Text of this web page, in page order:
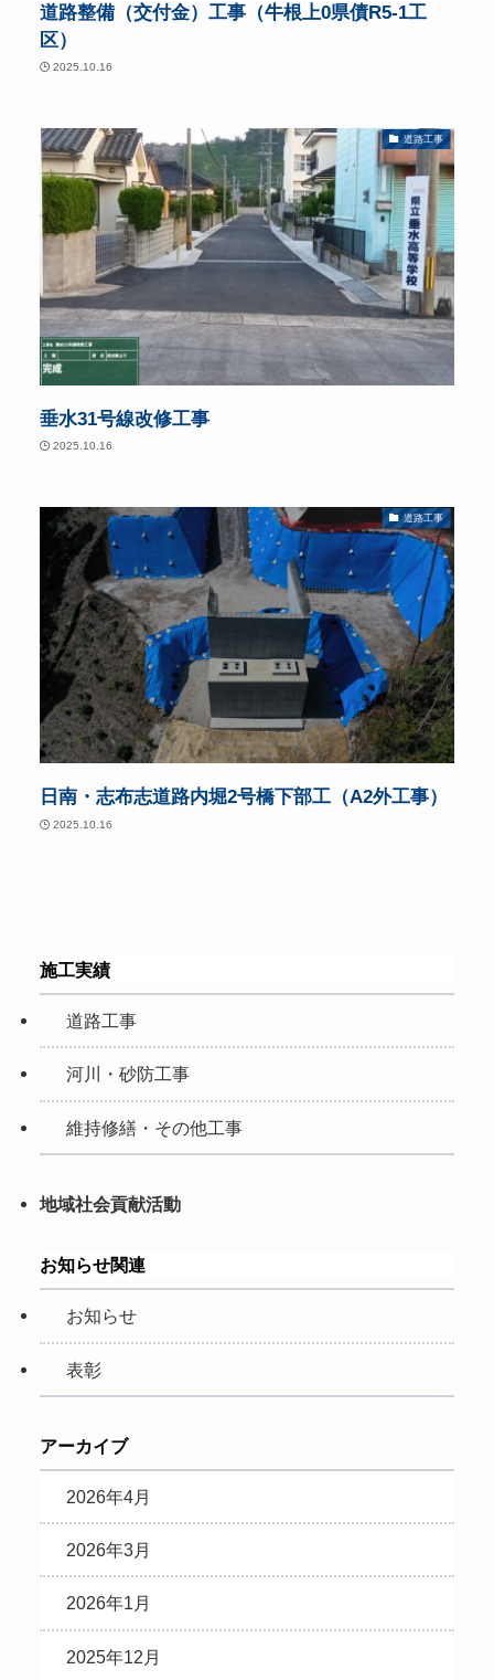
道路整備（交付金）工事（牛根上0県債R5-1工
区）
2025.10.16
道路工事
垂水31号線改修工事
2025.10.16
道路工事
日南・志布志道路内堀2号橋下部工（A2外工事）
2025.10.16
施工実績
道路工事
河川・砂防工事
維持修繕・その他工事
地域社会貢献活動
お知らせ関連
お知らせ
表彰
アーカイブ
2026年4月
2026年3月
2026年1月
2025年12月